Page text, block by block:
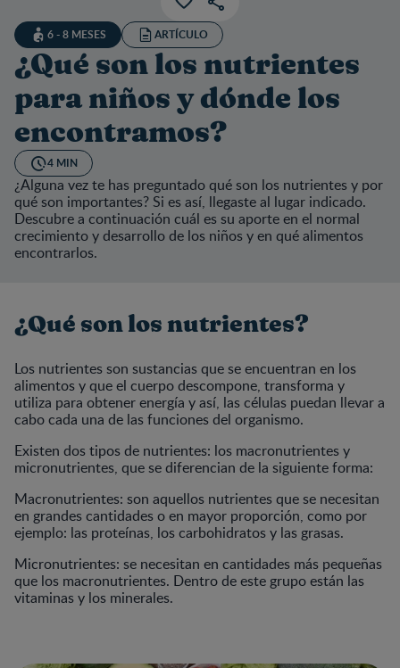
6 - 8 MESES ARTÍCULO
¿Qué son los nutrientes
para niños y dónde los
encontramos?
4 MIN
¿Alguna vez te has preguntado qué son los nutrientes y por
qué son importantes? Si es así, llegaste al lugar indicado.
Descubre a continuación cuál es su aporte en el normal
crecimiento y desarrollo de los niños y en qué alimentos
encontrarlos.
¿Qué son los nutrientes?
Los nutrientes son sustancias que se encuentran en los
alimentos y que el cuerpo descompone, transforma y
utiliza para obtener energía y así, las células puedan llevar a
cabo cada una de las funciones del organismo.
Existen dos tipos de nutrientes: los macronutrientes y
micronutrientes, que se diferencian de la siguiente forma:
Macronutrientes: son aquellos nutrientes que se necesitan
en grandes cantidades o en mayor proporción, como por
ejemplo: las proteínas, los carbohidratos y las grasas.
Micronutrientes: se necesitan en cantidades más pequeñas
que los macronutrientes. Dentro de este grupo están las
vitaminas y los minerales.